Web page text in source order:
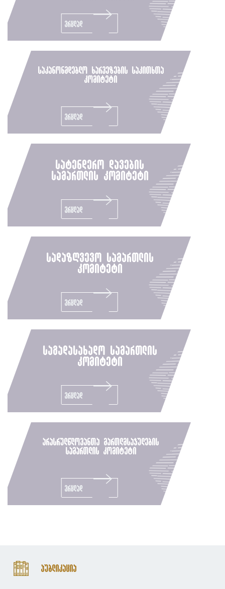
ვრცლად
საკანონმდებლო ხარვეზების საკითხთა
კომიტეტი
ვრცლად
სატენდერო დავების
სამართლის კომიტეტი
ვრცლად
სადაზღვევო სამართლის
კომიტეტი
ვრცლად
საგადასახადო სამართლის
კომიტეტი
ვრცლად
არასრულწლოვანთა მართლმსაჯულების
სამართლის კომიტეტი
ვრცლად
პუბლიკაცია